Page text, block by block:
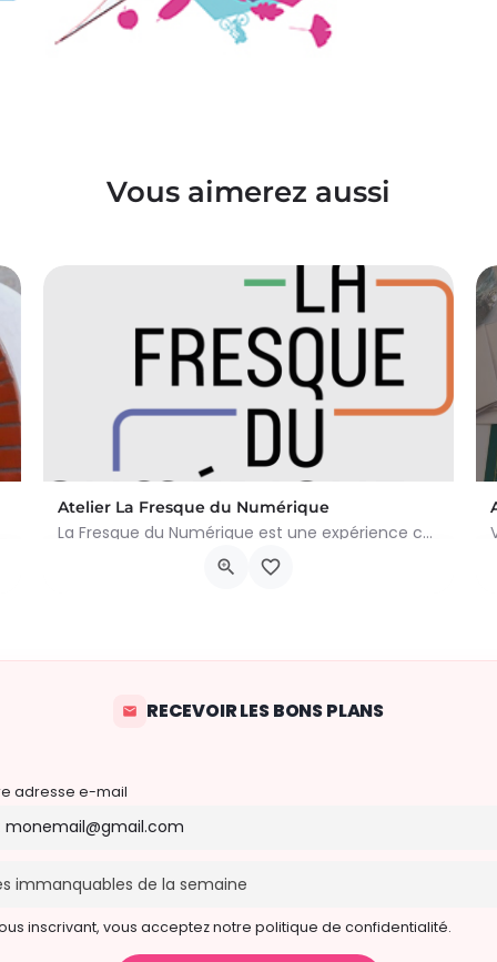
Vous aimerez aussi
Atelier La Fresque du Numérique
La Fresque du Numérique est une expérience collaborative, pédagogique et ludique qui permet de comprendre les…
Chaussée de Waterloo, 935
RECEVOIR LES BONS PLANS
adresse e-mail
inscrivant, vous acceptez notre politique de confidentialité.